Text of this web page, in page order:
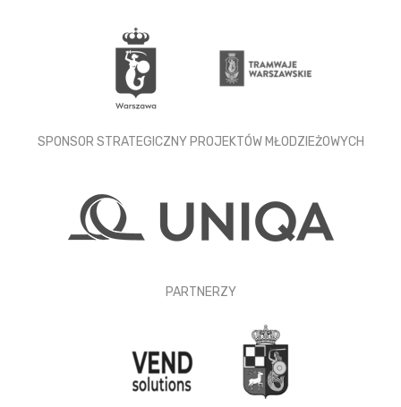
SPONSOR STRATEGICZNY PROJEKTÓW MŁODZIEŻOWYCH
PARTNERZY